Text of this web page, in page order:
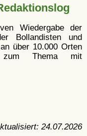
Wiedergabe der
Bollandisten und
über 10.000 Orten
zum Thema mit
24.07.2026